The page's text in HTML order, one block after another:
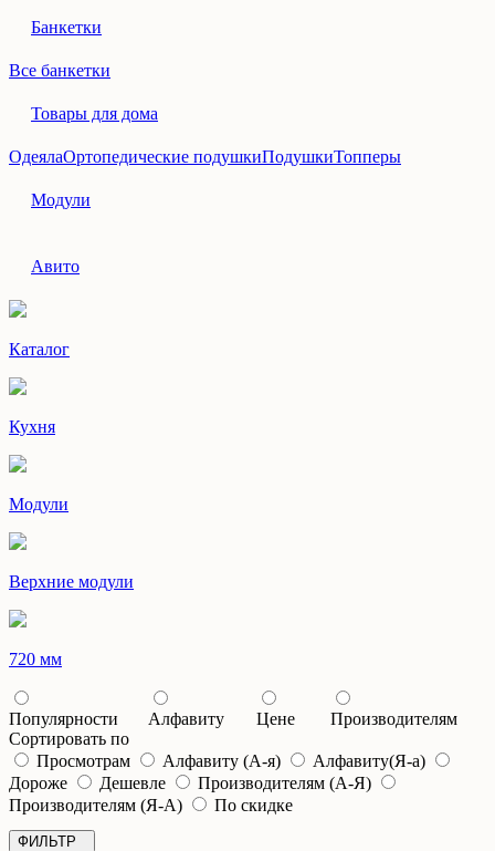
Банкетки
Все банкетки
Товары для дома
ОдеялаОртопедические подушкиПодушкиТопперы
Модули
Авито
Каталог
Кухня
Модули
Верхние модули
720 мм
Популярности Алфавиту Цене
Производителям
Сортировать по
Просмотрам
Алфавиту (А-я)
Алфавиту(Я-а)
Дороже
Дешевле
Производителям (А-Я)
Производителям (Я-А)
По скидке
ФИЛЬТР